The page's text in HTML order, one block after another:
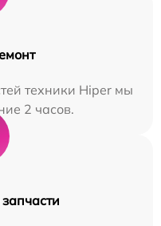
техники Hiper мы
2 часов.